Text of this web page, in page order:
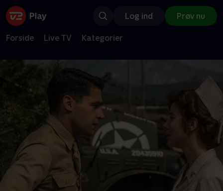
Log ind Prøv nu
Forside Live TV Kategorier